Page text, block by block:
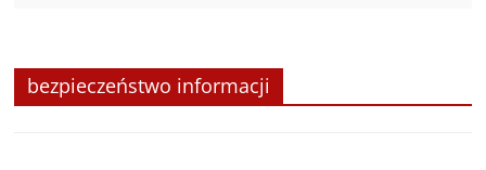
bezpieczeństwo informacji